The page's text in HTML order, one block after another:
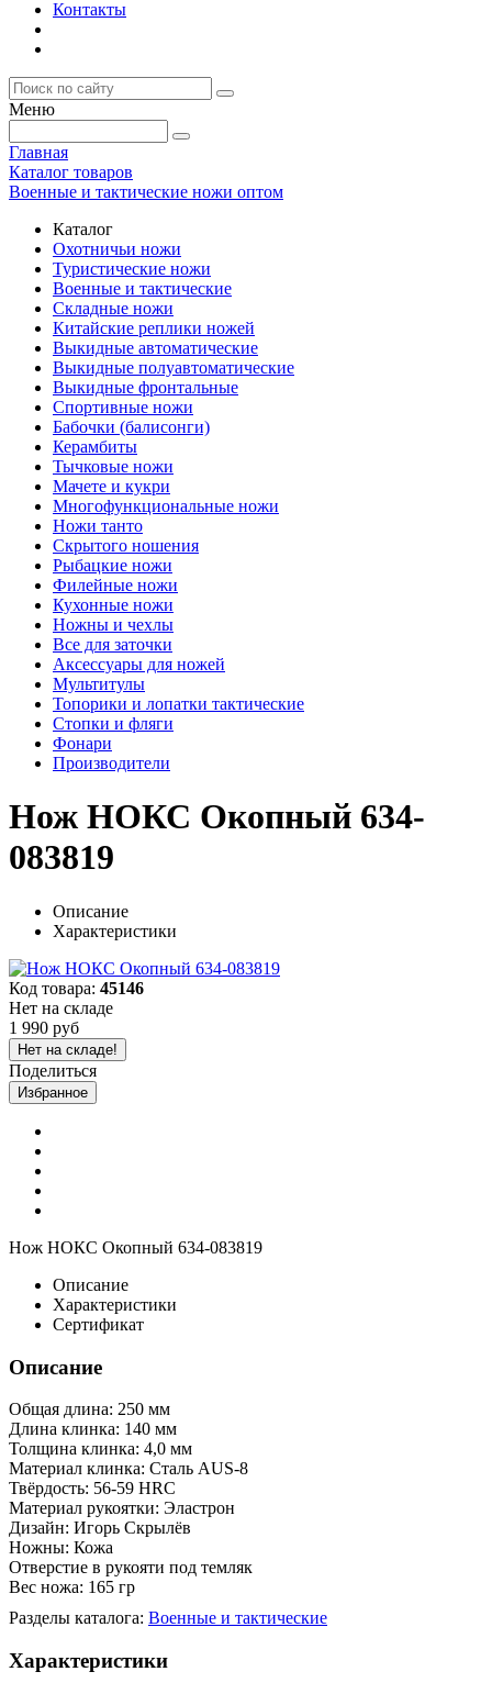
Контакты
Меню
Главная
Каталог товаров
Военные и тактические ножи оптом
Каталог
Охотничьи ножи
Туристические ножи
Военные и тактические
Складные ножи
Китайские реплики ножей
Выкидные автоматические
Выкидные полуавтоматические
Выкидные фронтальные
Спортивные ножи
Бабочки (балисонги)
Керамбиты
Тычковые ножи
Мачете и кукри
Многофункциональные ножи
Ножи танто
Скрытого ношения
Рыбацкие ножи
Филейные ножи
Кухонные ножи
Ножны и чехлы
Все для заточки
Аксессуары для ножей
Мультитулы
Топорики и лопатки тактические
Стопки и фляги
Фонари
Производители
Нож НОКС Окопный 634-
083819
Описание
Характеристики
Код товара: 45146
Нет на складе
1 990 руб
Нет на складе!
Поделиться
Избранное
Нож НОКС Окопный 634-083819
Описание
Характеристики
Сертификат
Описание
Общая длина: 250 мм
Длина клинка: 140 мм
Толщина клинка: 4,0 мм
Материал клинка: Сталь AUS-8
Твёрдость: 56-59 HRC
Материал рукоятки: Эластрон
Дизайн: Игорь Скрылёв
Ножны: Кожа
Отверстие в рукояти под темляк
Вес ножа: 165 гр
Разделы каталога: Военные и тактические
Характеристики